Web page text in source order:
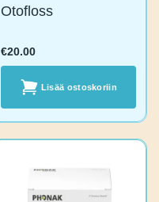
Otofloss
€20.00